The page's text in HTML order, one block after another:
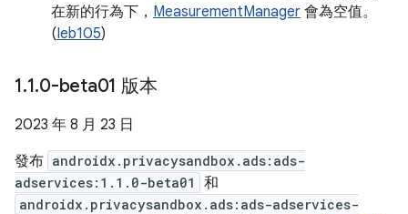
在新的行為下， MeasurementManager 會為空值。
(Ieb105)
1.1.0-beta01 版本
2023 年 8 月 23 日
發布 androidx.privacysandbox.ads:ads-
adservices:1.1.0-beta01
和
androidx.privacysandbox.ads:ads-adservices-